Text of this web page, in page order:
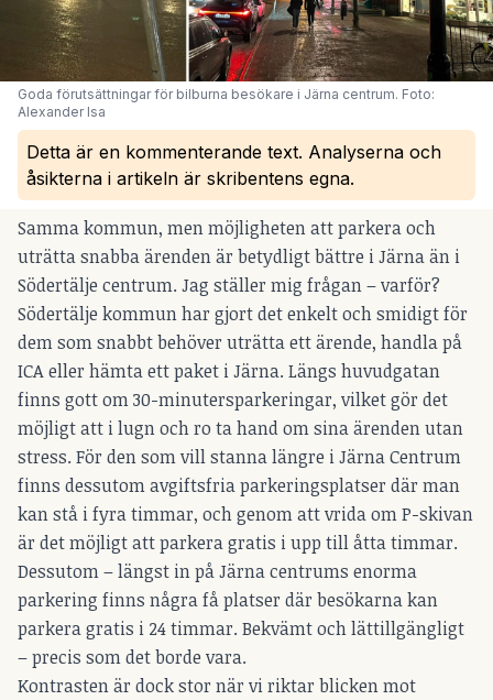
Goda förutsättningar för bilburna besökare i Järna centrum. Foto:
Alexander Isa
Detta är en kommenterande text. Analyserna och
åsikterna i artikeln är skribentens egna.
Samma kommun, men möjligheten att parkera och
uträtta snabba ärenden är betydligt bättre i Järna än i
Södertälje centrum. Jag ställer mig frågan – varför?
Södertälje kommun har gjort det enkelt och smidigt för
dem som snabbt behöver uträtta ett ärende, handla på
ICA eller hämta ett paket i Järna. Längs huvudgatan
finns gott om 30-minutersparkeringar, vilket gör det
möjligt att i lugn och ro ta hand om sina ärenden utan
stress. För den som vill stanna längre i Järna Centrum
finns dessutom avgiftsfria parkeringsplatser där man
kan stå i fyra timmar, och genom att vrida om P-skivan
är det möjligt att parkera gratis i upp till åtta timmar.
Dessutom – längst in på Järna centrums enorma
parkering finns några få platser där besökarna kan
parkera gratis i 24 timmar. Bekvämt och lättillgängligt
– precis som det borde vara.
Kontrasten är dock stor när vi riktar blicken mot